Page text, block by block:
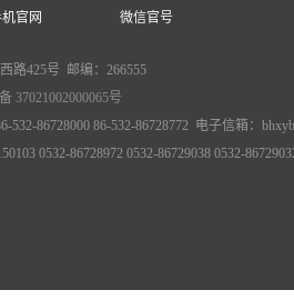
官网 微信官号
路425号 邮编：266555
37021002000065号
86728000 86-532-86728772 电子信箱：
0532-86728972 0532-86729038 0532-